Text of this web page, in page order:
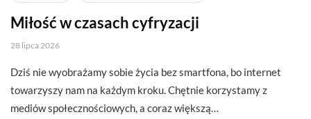
Miłość w czasach cyfryzacji
28 lipca 2026
Dziś nie wyobrażamy sobie życia bez smartfona, bo internet
towarzyszy nam na każdym kroku. Chętnie korzystamy z
mediów społecznościowych, a coraz większą…